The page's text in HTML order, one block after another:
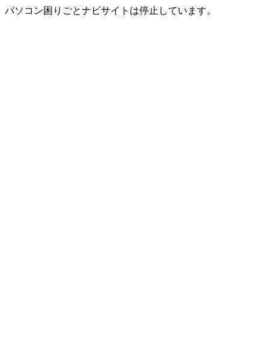
パソコン困りごとナビサイトは停止しています。